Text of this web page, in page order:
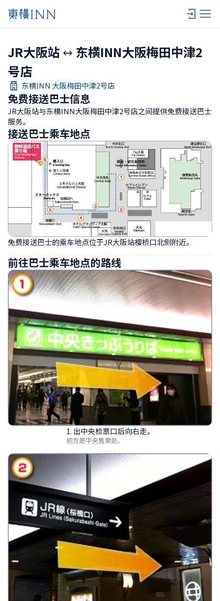
JR大阪站
东横INN大阪梅田中津2
号店
东横INN 大阪梅田中津2号店
免费接送巴士信息
JR大阪站与东横INN大阪梅田中津2号店之间提供免费接送巴士
服务。
接送巴士乘车地点
免费接送巴士的乘车地点位于JR大阪站樱桥口北侧附近。
前往巴士乘车地点的路线
1. 出中央检票口后向右走。
前方是中央售票处。